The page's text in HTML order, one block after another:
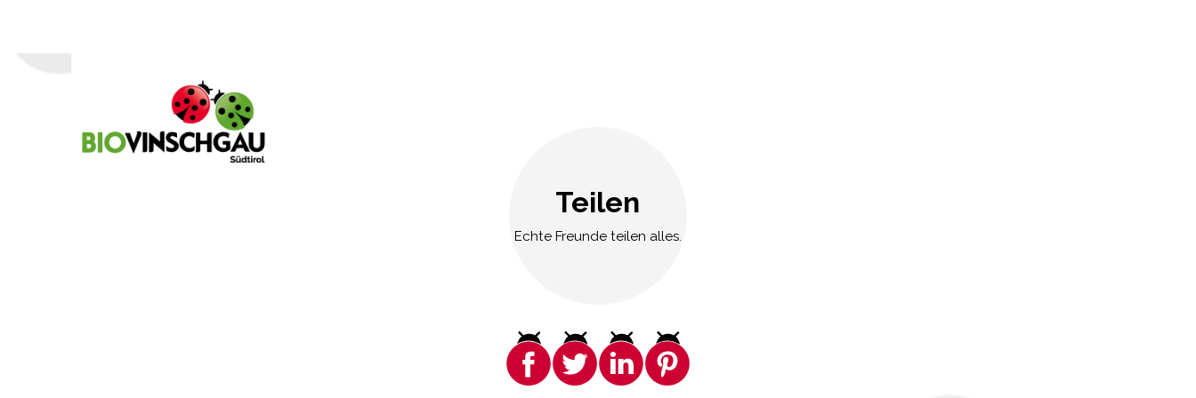
Teilen
Echte Freunde teilen alles.